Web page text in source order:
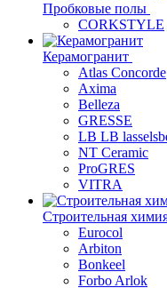
Пробковые полы
CORKSTYLE
Керамогранит
Atlas Concorde
Axima
Belleza
GRESSE
LB LB
NT Ceramic
ProGRES
VITRA
Строительная
Eurocol
Arbiton
Bonkeel
Forbo Arlok